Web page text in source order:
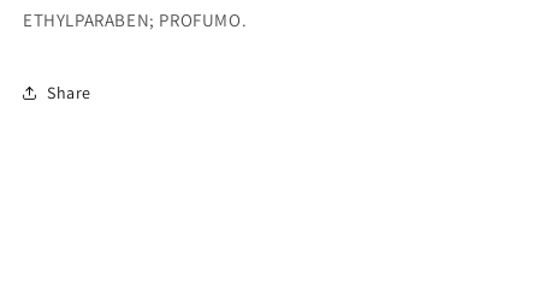
ETHYLPARABEN; PROFUMO.
Share